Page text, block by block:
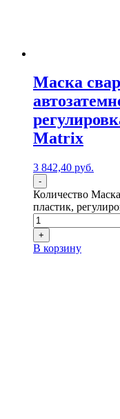
Маска
Matrix
3 842,40 руб.
-
Количество
пластик,
+
В корзину